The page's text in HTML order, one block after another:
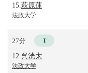
15. 萩原蓮
法政大学
27分 T
12. 呉洸太
法政大学